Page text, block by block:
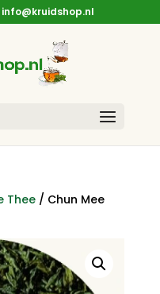
info@kruidshop.nl
Thee/ Chun Mee